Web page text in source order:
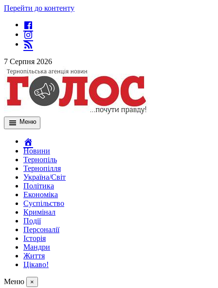
Перейти до контенту
7 Серпня 2026
Меню
Новини
Тернопіль
Тернопілля
Україна/Світ
Політика
Економіка
Суспільство
Кримінал
Події
Персоналії
Історія
Мандри
Життя
Цікаво!
Меню ×